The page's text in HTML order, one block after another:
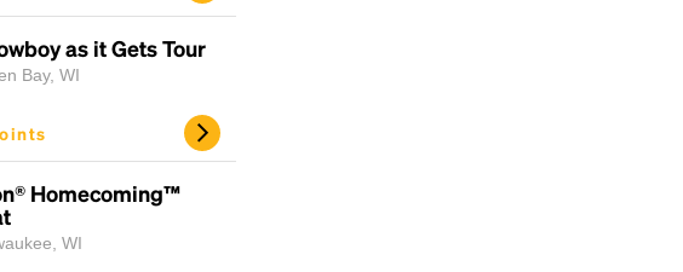
as it Gets Tour
Bay, WI
Homecoming™
WI